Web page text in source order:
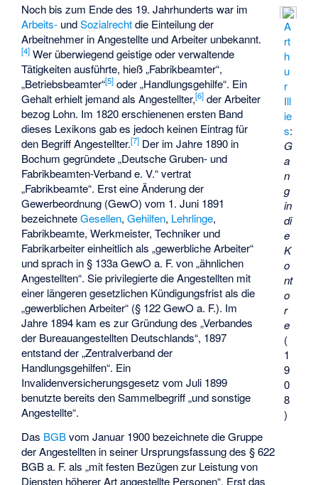
A
rt
h
u
r
Ill
ie
s:
G
a
n
g
in
di
e
K
o
nt
o
r
e
(
1
9
0
8
)
Noch bis zum Ende des 19. Jahrhunderts war im
Arbeits- undSozialrechtdie Einteilung der
Arbeitnehmer in Angestellte und Arbeiter unbekannt.
[4] Wer überwiegend geistige oder verwaltende
Tätigkeiten ausführte, hieß „Fabrikbeamter“,
„Betriebsbeamter“[5] oder „Handlungsgehilfe“. Ein
Gehalt erhielt jemand als Angestellter,[6] der Arbeiter
bezog Lohn. Im 1820 erschienenen ersten Band
dieses Lexikons gab es jedoch keinen Eintrag für
den Begriff Angestellter.[7] Der im Jahre 1890 in
Bochum gegründete „Deutsche Gruben- und
Fabrikbeamten-Verband e. V.“ vertrat
„Fabrikbeamte“. Erst eine Änderung der
Gewerbeordnung (GewO) vom 1. Juni 1891
bezeichneteGesellen,Gehilfen, Lehrlinge,
Fabrikbeamte, Werkmeister, Techniker und
Fabrikarbeiter einheitlich als „gewerbliche Arbeiter“
und sprach in § 133a GewO a. F. von „ähnlichen
Angestellten“. Sie privilegierte die Angestellten mit
einer längeren gesetzlichen Kündigungsfrist als die
„gewerblichen Arbeiter“ (§ 122 GewO a. F.). Im
Jahre 1894 kam es zur Gründung des „Verbandes
der Bureauangestellten Deutschlands“, 1897
entstand der „Zentralverband der
Handlungsgehilfen“. Ein
Invalidenversicherungsgesetz vom Juli 1899
benutzte bereits den Sammelbegriff „und sonstige
Angestellte“.
Das BGBvom Januar 1900 bezeichnete die Gruppe
der Angestellten in seiner Ursprungsfassung des § 622
BGB a. F. als „mit festen Bezügen zur Leistung von
Diensten höherer Art angestellte Personen“. Erst das